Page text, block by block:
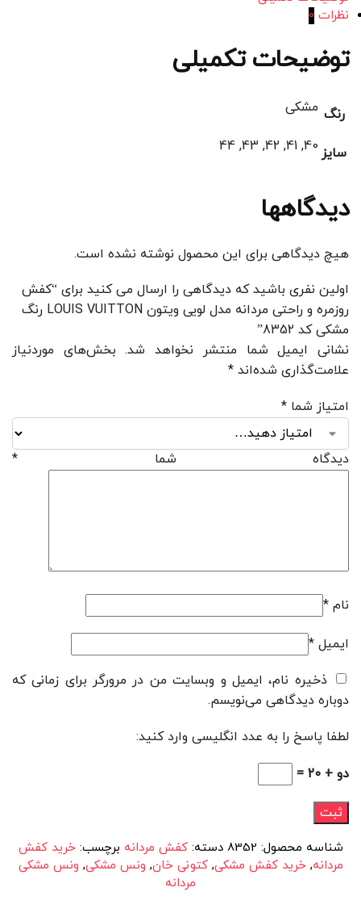
نظرات 0
توضیحات تکمیلی
رنگ مشکی
سایز 40, 41, 42, 43, 44
دیدگاهها
هیچ دیدگاهی برای این محصول نوشته نشده است.
اولین نفری باشید که دیدگاهی را ارسال می کنید برای “کفش
روزمره و راحتی مردانه مدل لویی ویتون LOUIS VUITTON رنگ
مشکی کد 8352”
نشانی ایمیل شما منتشر نخواهد شد. بخش‌های موردنیاز
علامت‌گذاری شده‌اند *
امتیاز شما *
دیدگاه شما *
نام *
ایمیل *
ذخیره نام، ایمیل و وبسایت من در مرورگر برای زمانی که
دوباره دیدگاهی می‌نویسم.
لطفا پاسخ را به عدد انگلیسی وارد کنید:
دو + 20 =
شناسه محصول: 8352 دسته:کفش مردانه برچسب: خرید کفش
مردانه, خرید کفش مشکی,کتونی خان, ونس مشکی, ونس مشکی
مردانه